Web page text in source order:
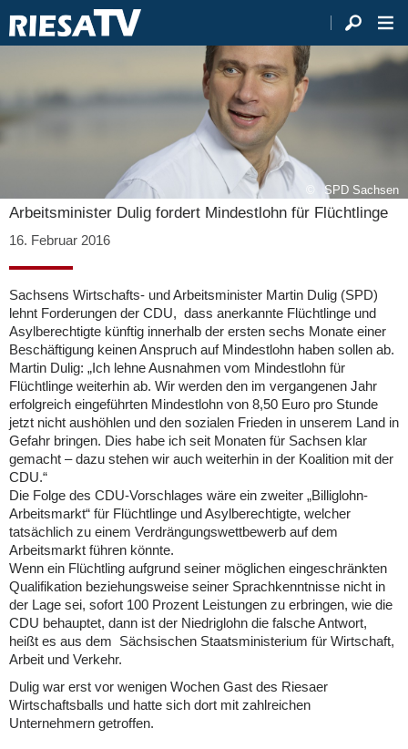
SPD Sachsen
Arbeitsminister Dulig fordert Mindestlohn für Flüchtlinge
16. Februar 2016
Sachsens Wirtschafts- und Arbeitsminister Martin Dulig (SPD)
lehnt Forderungen der CDU, dass anerkannte Flüchtlinge und
Asylberechtigte künftig innerhalb der ersten sechs Monate einer
Beschäftigung keinen Anspruch auf Mindestlohn haben sollen ab.
Martin Dulig: „Ich lehne Ausnahmen vom Mindestlohn für
Flüchtlinge weiterhin ab. Wir werden den im vergangenen Jahr
erfolgreich eingeführten Mindestlohn von 8,50 Euro pro Stunde
jetzt nicht aushöhlen und den sozialen Frieden in unserem Land in
Gefahr bringen. Dies habe ich seit Monaten für Sachsen klar
gemacht – dazu stehen wir auch weiterhin in der Koalition mit der
CDU.“
Die Folge des CDU-Vorschlages wäre ein zweiter „Billiglohn-
Arbeitsmarkt“ für Flüchtlinge und Asylberechtigte, welcher
tatsächlich zu einem Verdrängungswettbewerb auf dem
Arbeitsmarkt führen könnte.
Wenn ein Flüchtling aufgrund seiner möglichen eingeschränkten
Qualifikation beziehungsweise seiner Sprachkenntnisse nicht in
der Lage sei, sofort 100 Prozent Leistungen zu erbringen, wie die
CDU behauptet, dann ist der Niedriglohn die falsche Antwort,
heißt es aus dem Sächsischen Staatsministerium für Wirtschaft,
Arbeit und Verkehr.
Dulig war erst vor wenigen Wochen Gast des Riesaer
Wirtschaftsballs und hatte sich dort mit zahlreichen
Unternehmern getroffen.